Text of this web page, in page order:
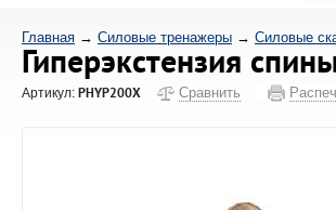
Главная → Силовые тренажеры → Силовые
Гиперэкстензия
Артикул: PHYP200X Сравнить